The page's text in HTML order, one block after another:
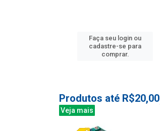
Faça seu login ou
cadastre-se para
comprar.
Produtos até R$20,00
Veja mais